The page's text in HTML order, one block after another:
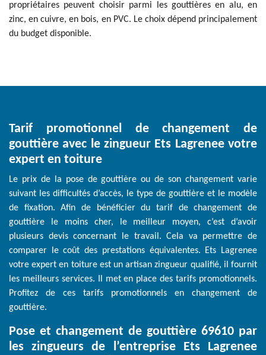
propriétaires peuvent choisir parmi les gouttières en alu, en
zinc, en cuivre, en bois, en PVC. Le choix dépend principalement
du budget disponible.
Tarif promotionnel de changement de
gouttière avec le zingueur Ets Lagrenee votre
expert en toiture
Le prix de la pose de gouttière ou de son changement varie
suivant les difficultés d’accès, le type de gouttière et le modèle
de fixation. Afin de bénéficier du tarif de changement de
gouttière le moins cher, le meilleur moyen, c’est d’avoir
plusieurs devis concernant le travail. Cela va permettre de
comparer le coût des prestations équivalentes. Ets Lagrenee
votre expert en toiture est un artisan zingueur qualifié, il fournit
les meilleurs services. Il met en place des tarifs promotionnels.
Profitez de ces tarifs promotionnels en changement de
gouttière.
Pose et changement de gouttière 69610 par
les zingueurs de l’entreprise Ets Lagrenee